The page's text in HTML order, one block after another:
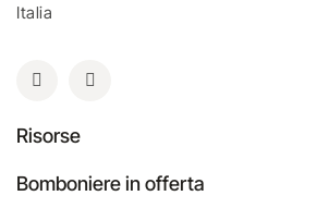
Italia
Risorse
Bomboniere in offerta